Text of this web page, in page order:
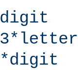
3*letter